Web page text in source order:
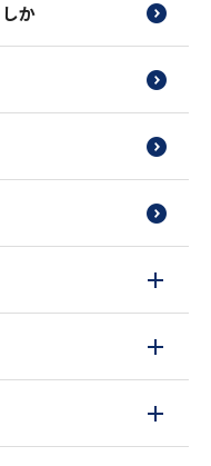
か